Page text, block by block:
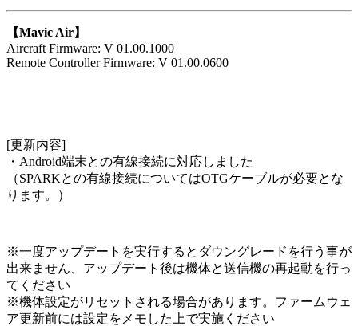
【Mavic Air】
Aircraft Firmware: V 01.00.1000
Remote Controller Firmware: V 01.00.0600
[更新内容]
・Android端末との有線接続に対応しました
（SPARKとの有線接続についてはOTGケーブルが必要とな
ります。）
※一度アップデートを実行するとダウングレードを行う事が
出来ません、アップデート後は機体と送信機の再起動を行っ
てください
※機体設定がリセットされる場合があります。ファームウェ
ア更新前には設定をメモした上で実施ください